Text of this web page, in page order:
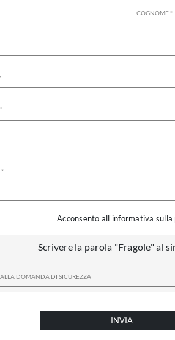
Acconsento all'informativa sulla
Scrivere la parola "Fragole" al
INVIA